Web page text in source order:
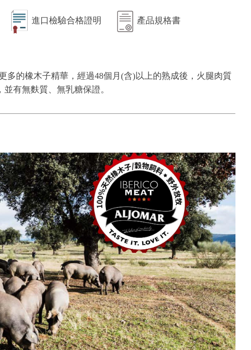
進口檢驗合格證明 產品規格書
的橡木子精華，經過48個月(含)以上的熟成後，火腿肉質
有無麩質、無乳糖保證。